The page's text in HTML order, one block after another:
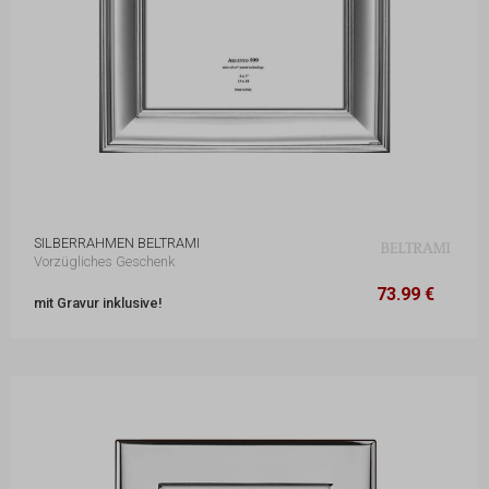
SILBERRAHMEN BELTRAMI
Vorzügliches Geschenk
mit Gravur inklusive! 73.99 €
73.99 €